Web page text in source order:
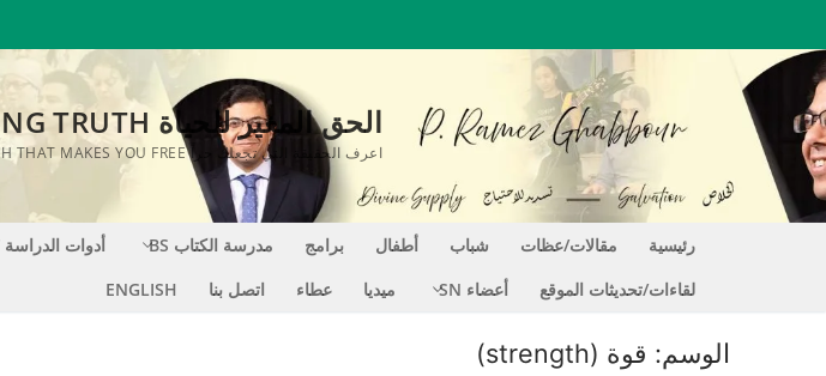
إلى
المحتوى
الحق المغير للحياة LIFE CHANGING TRUTH
اعرف الحقيقة التي تجعلك حراً KNOW THE TRUTH THAT MAKES YOU FREE
رئيسية مقالات/عظات شباب أطفال برامج مدرسة الكتاب BS أدوات الدراسة BST
لقاءات/تحديثات الموقع
أعضاء SN ميديا عطاء اتصل بنا ENGLISH
الوسم: قوة (strength)